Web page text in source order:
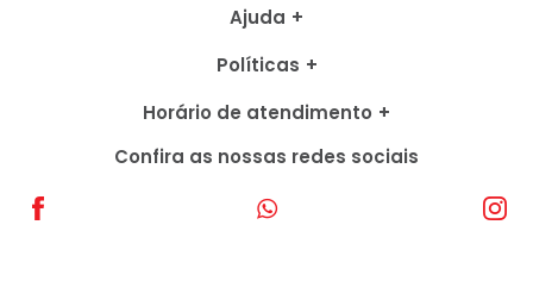
Ajuda
Políticas
Horário de atendimento
Confira as nossas redes sociais